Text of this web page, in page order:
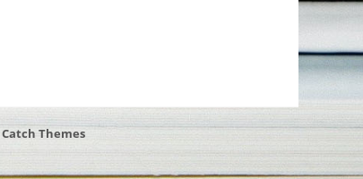
Catch Themes